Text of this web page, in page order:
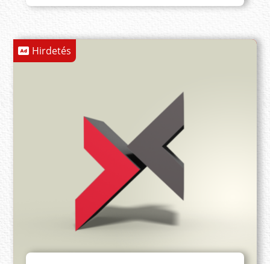
Hirdetés